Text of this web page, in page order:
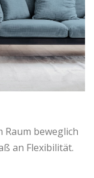
Raum beweglich
an Flexibilität.